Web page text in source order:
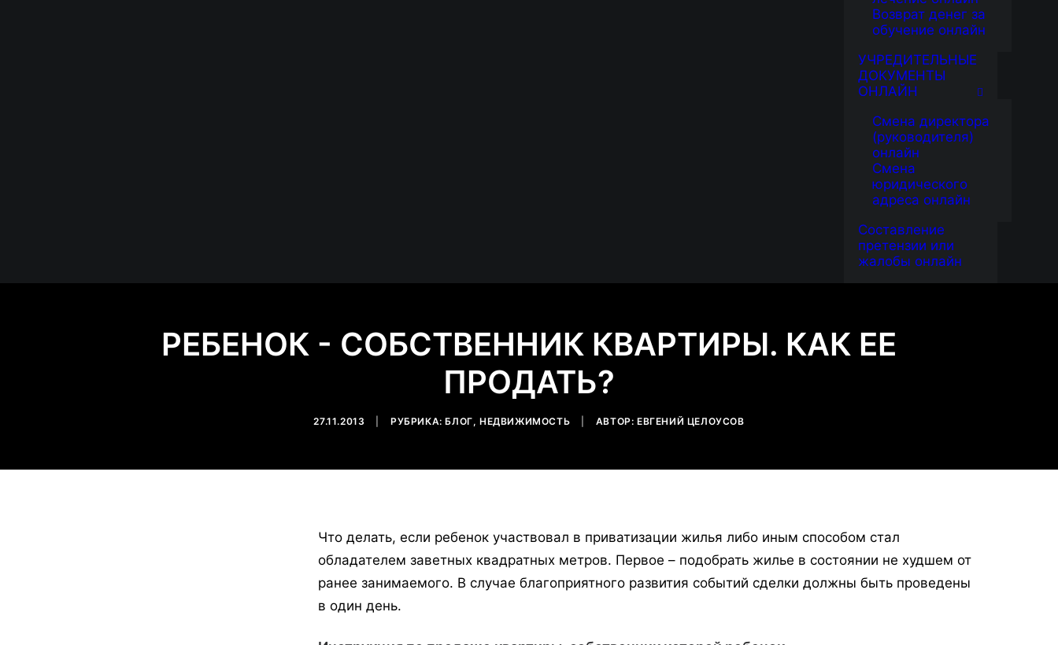
Возврат денег за
обучение онлайн
УЧРЕДИТЕЛЬНЫЕ
ДОКУМЕНТЫ
ОНЛАЙН
Смена директора
(руководителя)
онлайн
Смена
юридического
адреса онлайн
Составление
претензии или
жалобы онлайн
РЕБЕНОК - СОБСТВЕННИК КВАРТИРЫ. КАК ЕЕ
ПРОДАТЬ?
27.11.2013 РУБРИКА:БЛОГ, НЕДВИЖИМОСТЬ АВТОР:ЕВГЕНИЙ ЦЕЛОУСОВ
Что делать, если ребенок участвовал в приватизации жилья либо иным способом стал
обладателем заветных квадратных метров. Первое – подобрать жилье в состоянии не худшем от
ранее занимаемого. В случае благоприятного развития событий сделки должны быть проведены
в один день.